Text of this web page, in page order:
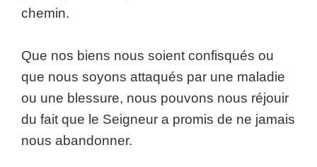
chemin.
Que nos biens nous soient confisqués ou
que nous soyons attaqués par une maladie
ou une blessure, nous pouvons nous réjouir
du fait que le Seigneur a promis de ne jamais
nous abandonner.